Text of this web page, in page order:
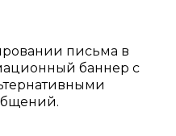
письма в
баннер с